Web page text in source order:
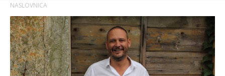
NASLOVNICA